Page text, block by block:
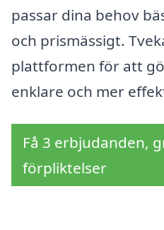
passar dina behov
och prismässigt.
plattformen för att
enklare och mer
Få 3 erbjudanden,
förpliktelser